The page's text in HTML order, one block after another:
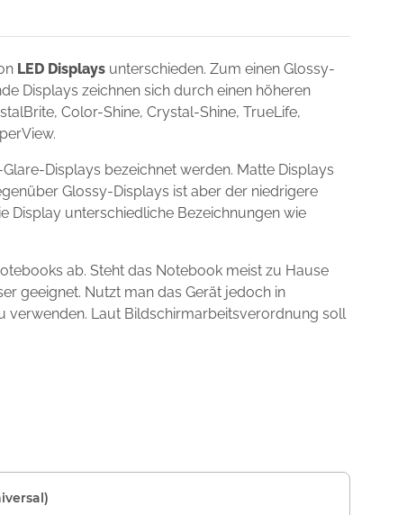
LED Displays unterschieden. Zum einen Glossy-
Displays zeichnen sich durch einen höheren
Color-Shine, Crystal-Shine, TrueLife,
Displays bezeichnet werden. Matte Displays
Glossy-Displays ist aber der niedrigere
Display unterschiedliche Bezeichnungen wie
ab. Steht das Notebook meist zu Hause
geeignet. Nutzt man das Gerät jedoch in
verwenden. Laut Bildschirmarbeitsverordnung soll